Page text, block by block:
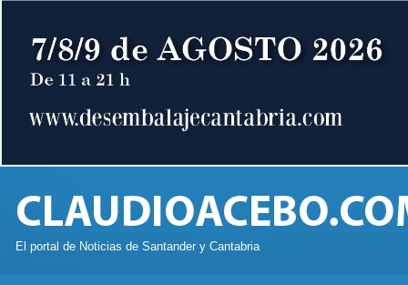
El portal de Noticias de Santander y Cantabria